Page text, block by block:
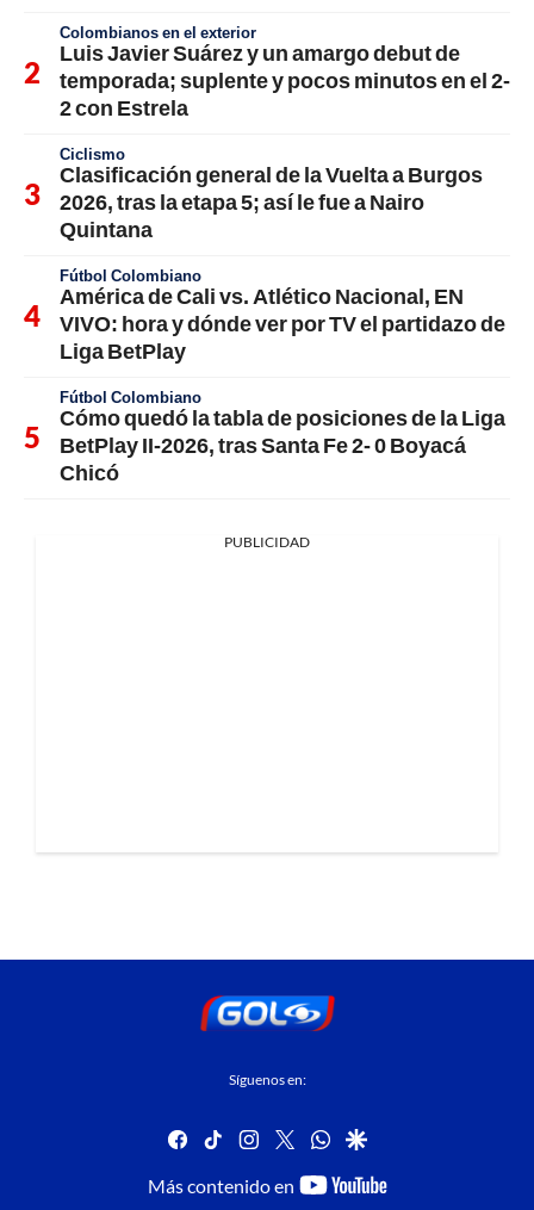
Colombianos en el exterior
Luis Javier Suárez y un amargo debut de
temporada; suplente y pocos minutos en el 2-
2 con Estrela
Ciclismo
Clasificación general de la Vuelta a Burgos
2026, tras la etapa 5; así le fue a Nairo
Quintana
Fútbol Colombiano
América de Cali vs. Atlético Nacional, EN
VIVO: hora y dónde ver por TV el partidazo de
Liga BetPlay
Fútbol Colombiano
Cómo quedó la tabla de posiciones de la Liga
BetPlay II-2026, tras Santa Fe 2- 0 Boyacá
Chicó
PUBLICIDAD
Síguenos en:
facebook
tiktok instagram
twitterwhatsapp
google
Más contenido en
youtube-